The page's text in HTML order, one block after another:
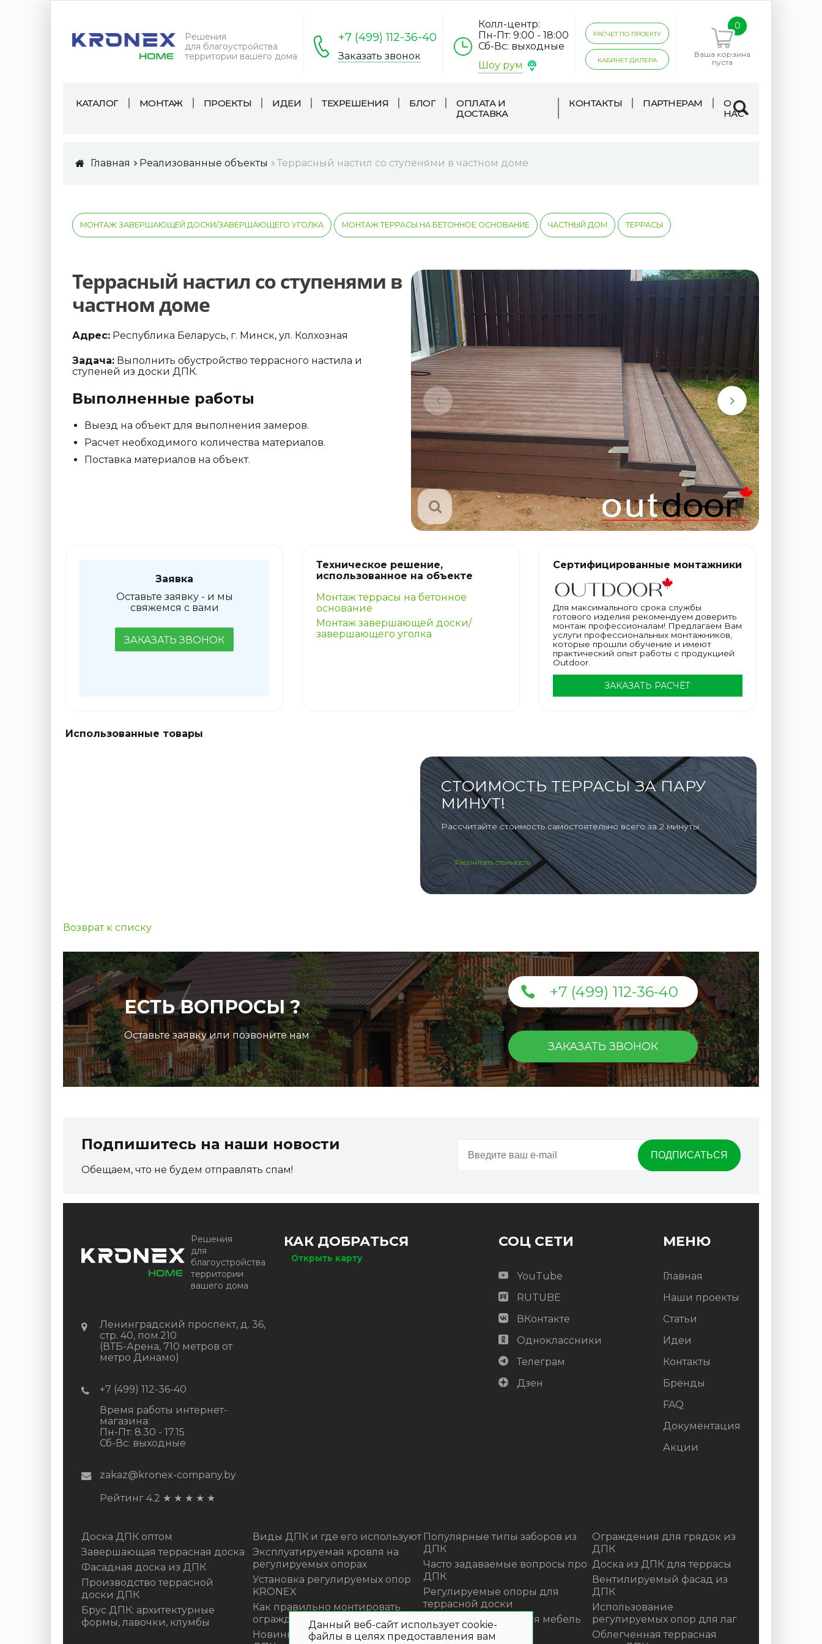
Решения
для благоустройства
территории вашего дома
+7 (499) 112-36-40
Заказать звонок
Колл-центр:
Пн-Пт: 9:00 - 18:00
Сб-Вс: выходные
Шоу рум
РАСЧЕТ ПО ПРОЕКТУ
КАБИНЕТ ДИЛЕРА
0
Ваша корзина
пуста
КАТАЛОГ МОНТАЖ ПРОЕКТЫ ИДЕИ ТЕХРЕШЕНИЯ БЛОГ
ОПЛАТА И
ДОСТАВКА
КОНТАКТЫ ПАРТНЕРАМ
О
НАС
Главная Реализованные объекты Террасный настил со ступенями в частном доме
МОНТАЖ ЗАВЕРШАЮЩЕЙ ДОСКИ/ЗАВЕРШАЮЩЕГО УГОЛКА МОНТАЖ ТЕРРАСЫ НА БЕТОННОЕ ОСНОВАНИЕ ЧАСТНЫЙ ДОМ ТЕРРАСЫ
Террасный настил со ступенями в
частном доме
Адрес: Республика Беларусь, г. Минск, ул. Колхозная
Задача: Выполнить обустройство террасного настила и
ступеней из доски ДПК.
Выполненные работы
Выезд на объект для выполнения замеров.
Расчет необходимого количества материалов.
Поставка материалов на объект.
Заявка
Оставьте заявку - и мы
свяжемся с вами
ЗАКАЗАТЬ ЗВОНОК
Техническое решение,
использованное на объекте
Монтаж террасы на бетонное
основание
Монтаж завершающей доски/
завершающего уголка
Сертифицированные монтажники
Для максимального срока службы
готового изделия рекомендуем доверить
монтаж профессионалам! Предлагаем Вам
услуги профессиональных монтажников,
которые прошли обучение и имеют
практический опыт работы с продукцией
Outdoor.
ЗАКАЗАТЬ РАСЧЁТ
СТОИМОСТЬ ТЕРРАСЫ ЗА ПАРУ
МИНУТ!
Рассчитайте стоимость самостоятельно всего за 2 минуты
Рассчитать стоимость
Использованные товары
Возврат к списку
ЕСТЬ ВОПРОСЫ ?
Оставьте заявку или позвоните нам
+7 (499) 112-36-40
ЗАКАЗАТЬ ЗВОНОК
Подпишитесь на наши новости
Обещаем, что не будем отправлять спам!
Решения
для
благоустройства
территории
вашего дома
Ленинградский проспект, д. 36,
стр. 40, пом.210
(ВТБ-Арена, 710 метров от
метро Динамо)
+7 (499) 112-36-40
Время работы интернет-
магазина:
Пн-Пт: 8.30 - 17.15
Сб-Вс: выходные
zakaz@kronex-company.by
Рейтинг 4.2 ★ ★ ★ ★ ★
КАК ДОБРАТЬСЯ
Открыть карту
СОЦ СЕТИ
YouTube
RUTUBE
ВКонтакте
Одноклассники
Телеграм
Дзен
МЕНЮ
Главная
Наши проекты
Статьи
Идеи
Контакты
Бренды
FAQ
Документация
Акции
Доска ДПК оптом
Завершающая террасная доска
Фасадная доска из ДПК
Производство террасной
доски ДПК
Брус ДПК: архитектурные
формы, лавочки, клумбы
Виды ДПК и где его используют
Эксплуатируемая кровля на
регулируемых опорах
Установка регулируемых опор
KRONEX
Как правильно монтировать
ограждения из ДПК?
Новинка! Моющее средство для
Популярные типы заборов из
ДПК
Часто задаваемые вопросы про
ДПК
Регулируемые опоры для
террасной доски
Премиальная садовая мебель
из ротанга Outdoor
Ограждения для грядок из
ДПК
Доска из ДПК для террасы
Вентилируемый фасад из
ДПК
Использование
регулируемых опор для лаг
Облегченная террасная
Данный веб-сайт использует cookie-
файлы в целях предоставления вам